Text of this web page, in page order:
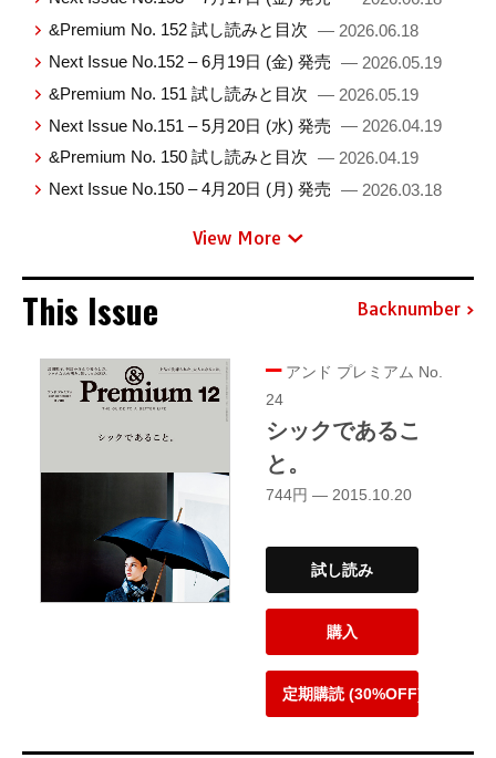
&Premium No. 152 試し読みと目次 — 2026.06.18
Next Issue No.152 – 6月19日 (金) 発売 — 2026.05.19
&Premium No. 151 試し読みと目次 — 2026.05.19
Next Issue No.151 – 5月20日 (水) 発売 — 2026.04.19
&Premium No. 150 試し読みと目次 — 2026.04.19
Next Issue No.150 – 4月20日 (月) 発売 — 2026.03.18
View More
This Issue Backnumber
アンド プレミアム No.
24
シックであるこ
と。
744円 — 2015.10.20
試し読み
購入
定期購読 (30%OFF)